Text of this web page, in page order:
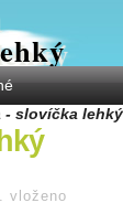
- slovíčka lehký
vloženo